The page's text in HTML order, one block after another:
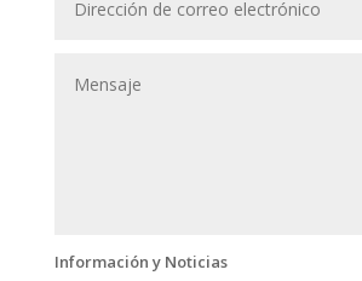
Información y Noticias